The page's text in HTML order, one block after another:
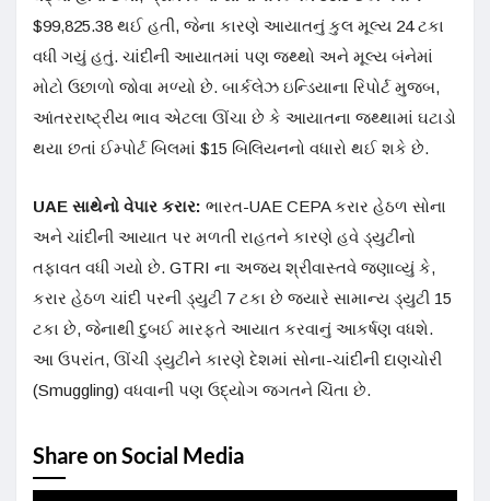
$99,825.38 થઈ હતી, જેના કારણે આયાતનું કુલ મૂલ્ય 24 ટકા
વધી ગયું હતું. ચાંદીની આયાતમાં પણ જથ્થો અને મૂલ્ય બંનેમાં
મોટો ઉછાળો જોવા મળ્યો છે. બાર્કલેઝ ઇન્ડિયાના રિપોર્ટ મુજબ,
આંતરરાષ્ટ્રીય ભાવ એટલા ઊંચા છે કે આયાતના જથ્થામાં ઘટાડો
થયા છતાં ઈમ્પોર્ટ બિલમાં $15 બિલિયનનો વધારો થઈ શકે છે.
UAE સાથેનો વેપાર કરાર: ભારત-UAE CEPA કરાર હેઠળ સોના
અને ચાંદીની આયાત પર મળતી રાહતને કારણે હવે ડ્યુટીનો
તફાવત વધી ગયો છે. GTRI ના અજય શ્રીવાસ્તવે જણાવ્યું કે,
કરાર હેઠળ ચાંદી પરની ડ્યુટી 7 ટકા છે જ્યારે સામાન્ય ડ્યુટી 15
ટકા છે, જેનાથી દુબઈ મારફતે આયાત કરવાનું આકર્ષણ વધશે.
આ ઉપરાંત, ઊંચી ડ્યુટીને કારણે દેશમાં સોના-ચાંદીની દાણચોરી
(Smuggling) વધવાની પણ ઉદ્યોગ જગતને ચિંતા છે.
Share on Social Media